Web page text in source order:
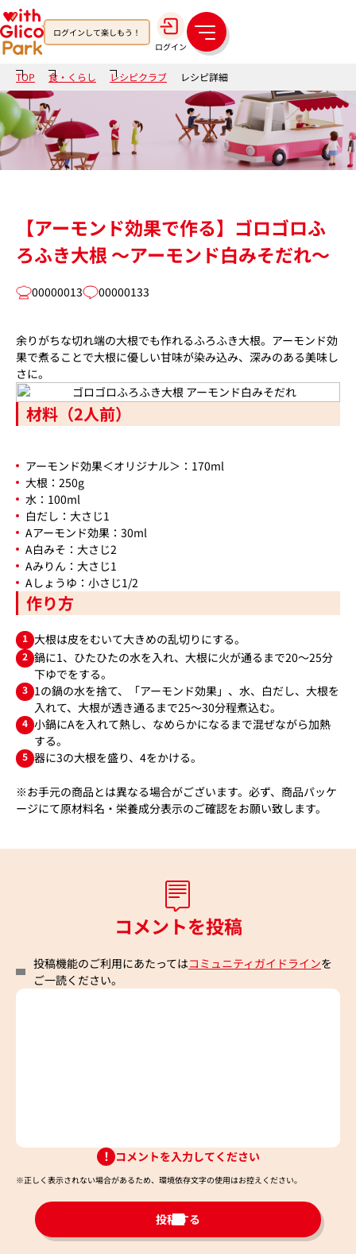
ログインして楽しもう！
ログイン
メ
ニ
ュ
ー
TOP 食・くらし レシピクラブ レシピ詳細
【アーモンド効果で作る】ゴロゴロふ
ろふき大根 ～アーモンド白みそだれ～
00000013 00000133
余りがちな切れ端の大根でも作れるふろふき大根。アーモンド効
果で煮ることで大根に優しい甘味が染み込み、深みのある美味し
さに。
材料（2人前）
アーモンド効果＜オリジナル＞：170ml
大根：250g
水：100ml
白だし：大さじ1
Aアーモンド効果：30ml
A白みそ：大さじ2
Aみりん：大さじ1
Aしょうゆ：小さじ1/2
作り方
1 大根は皮をむいて大きめの乱切りにする。
2 鍋に1、ひたひたの水を入れ、大根に火が通るまで20～25分
下ゆでをする。
3 1の鍋の水を捨て、「アーモンド効果」、水、白だし、大根を
入れて、大根が透き通るまで25～30分程煮込む。
4 小鍋にAを入れて熱し、なめらかになるまで混ぜながら加熱
する。
5 器に3の大根を盛り、4をかける。
※お手元の商品とは異なる場合がございます。必ず、商品パッケ
ージにて原材料名・栄養成分表示のご確認をお願い致します。
コメントを投稿
投稿機能のご利用にあたってはコミュニティガイドラインを
ご一読ください。
コメントを入力してください
※正しく表示されない場合があるため、環境依存文字の使用はお控えください。​
投稿する